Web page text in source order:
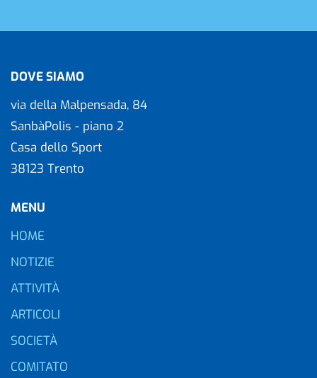
DOVE SIAMO
via della Malpensada, 84
SanbàPolis - piano 2
Casa dello Sport
38123 Trento
MENU
HOME
NOTIZIE
ATTIVITÀ
ARTICOLI
SOCIETÀ
COMITATO